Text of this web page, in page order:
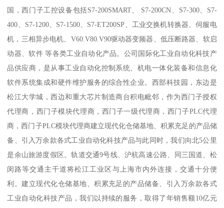
国，西门子工控设备包括S7-200SMART、 S7-200CN、S7-300、S7-
400、S7-1200、S7-1500、S7-ET200SP、工业交换机转换器、伺服电
机，三相异步电机、V60.V80.V90驱动器变频器、低压断路器、软启
动器、软件 等各类工业自动化产品。公司国际化工业自动化科技产
品供应商，是从事工业自动化控制系统、机电一体化装备和信息化
软件系统集成和硬件维护服务的综合性企业。西部科技园，东边是
松江大学城，西边和重大芯片制造商台积电毗邻，作为西门子授权
代理商，西门子模块代理商，西门子一级代理商，西门子PLC代理
商，西门子PLC模块代理商建立现代化仓储基地、积累充足的产品储
备、引入万余款各式工业自动化科技产品与此同时，我们向北5公里
是余山旅游度假区。轨道交通9号线、沪杭高速公路、同三国道、松
闵路等交通主干道将松江工业区与上海市内外连接，交通十分便
利。建立现代化仓储基地、积累充足的产品储备、引入万余款各式
工业自动化科技产品，我们以持续的服务，取得了年销售额10亿元